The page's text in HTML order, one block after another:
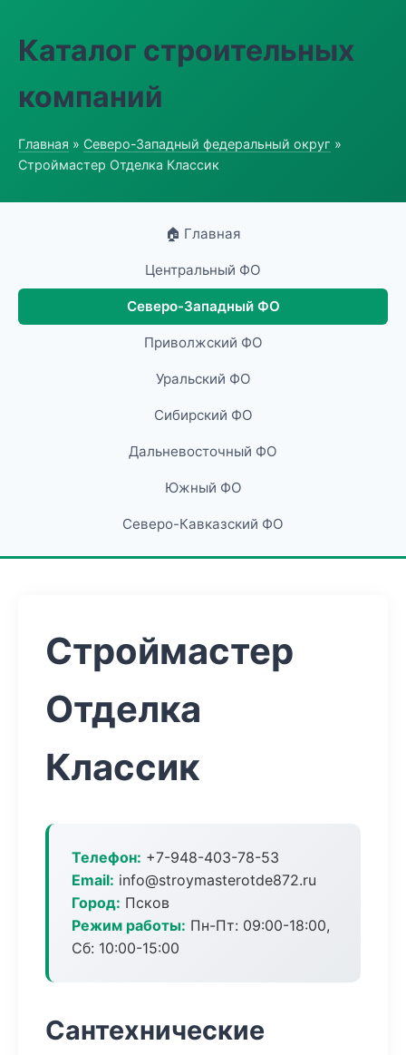
Каталог строительных
компаний
Главная » Северо-Западный федеральный округ »
Строймастер Отделка Классик
🏠 Главная
Центральный ФО
Северо-Западный ФО
Приволжский ФО
Уральский ФО
Сибирский ФО
Дальневосточный ФО
Южный ФО
Северо-Кавказский ФО
Строймастер
Отделка
Классик
Телефон: +7-948-403-78-53
Email: info@stroymasterotde872.ru
Город: Псков
Режим работы: Пн-Пт: 09:00-18:00,
Сб: 10:00-15:00
Сантехнические